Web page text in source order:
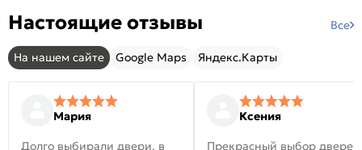
Настоящие отзывы Все
На нашем сайте Google Maps Яндекс.Карты
Мария
Долго выбирали двери, в
Ксения
Прекрасный выбор